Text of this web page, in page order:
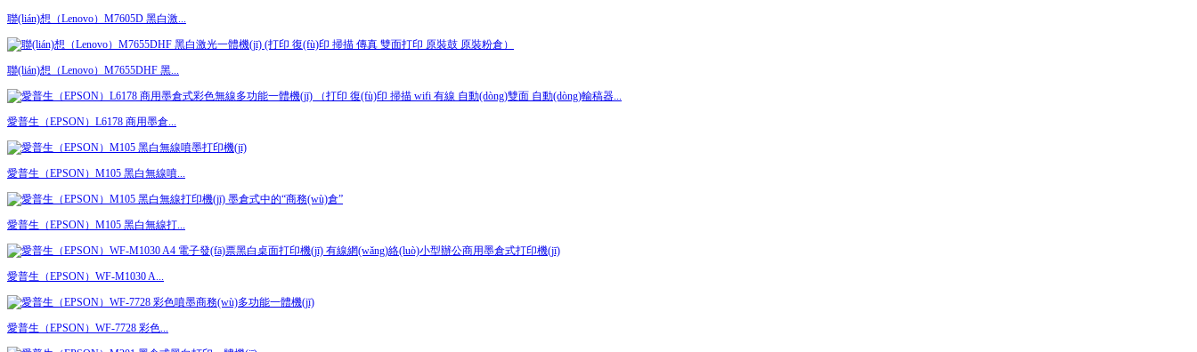
聯(lián)想（Lenovo）M7605D 黑白激...
聯(lián)想（Lenovo）M7655DHF 黑...
愛普生（EPSON）L6178 商用墨倉...
愛普生（EPSON）M105 黑白無線噴...
愛普生（EPSON）M105 黑白無線打...
愛普生（EPSON）WF-M1030 A...
愛普生（EPSON）WF-7728 彩色...